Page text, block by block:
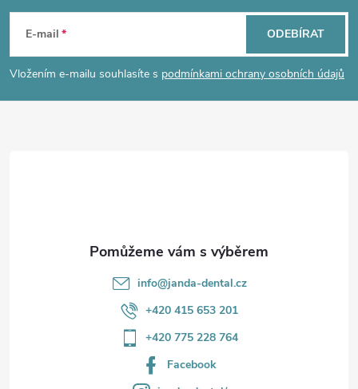
p
a
E-mail
Vložením e-mailu souhlasíte s podmínkami ochrany osobních údajů
ODEBÍRAT
info@janda-dental.cz
+420 415 653 201
+420 775 228 764
Facebook